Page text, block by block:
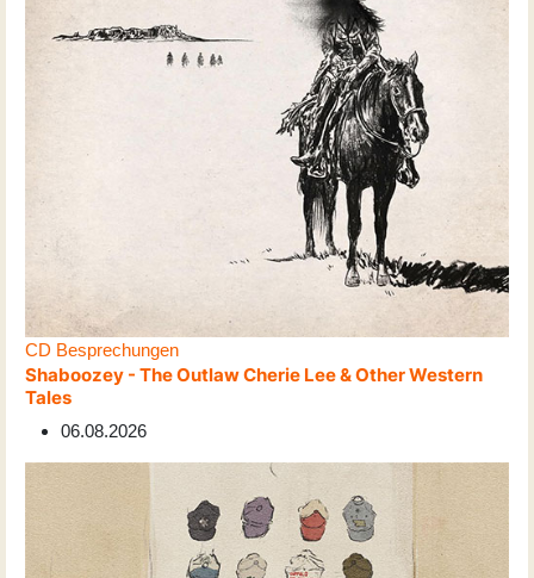
CD Besprechungen
Shaboozey - The Outlaw Cherie Lee & Other Western
Tales
06.08.2026